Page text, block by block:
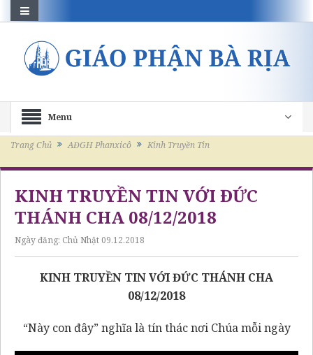
Menu
Trang Chủ AĐGH Phanxicô Kinh Truyền Tin
KINH TRUYỀN TIN VỚI ĐỨC
THÁNH CHA 08/12/2018
Ngày đăng: Chủ Nhật 09.12.2018
KINH TRUYỀN TIN VỚI ĐỨC THÁNH CHA
08/12/2018
“Này con đây” nghĩa là tín thác nơi Chúa mỗi ngày